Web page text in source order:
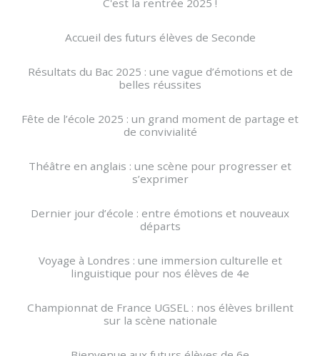
Accueil des futurs élèves de Seconde
Résultats du Bac 2025 : une vague d’émotions et de
belles réussites
Fête de l’école 2025 : un grand moment de partage et
de convivialité
Théâtre en anglais : une scène pour progresser et
s’exprimer
Dernier jour d’école : entre émotions et nouveaux
départs
Voyage à Londres : une immersion culturelle et
linguistique pour nos élèves de 4e
Championnat de France UGSEL : nos élèves brillent
sur la scène nationale